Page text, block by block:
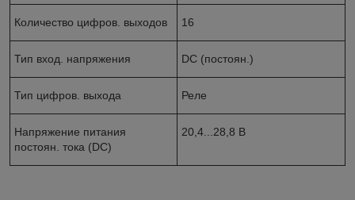
Количество цифров. выходов 16
Тип вход. напряжения DC (постоян.)
Тип цифров. выхода Реле
Напряжение питания
постоян. тока (DC)
20,4...28,8 В